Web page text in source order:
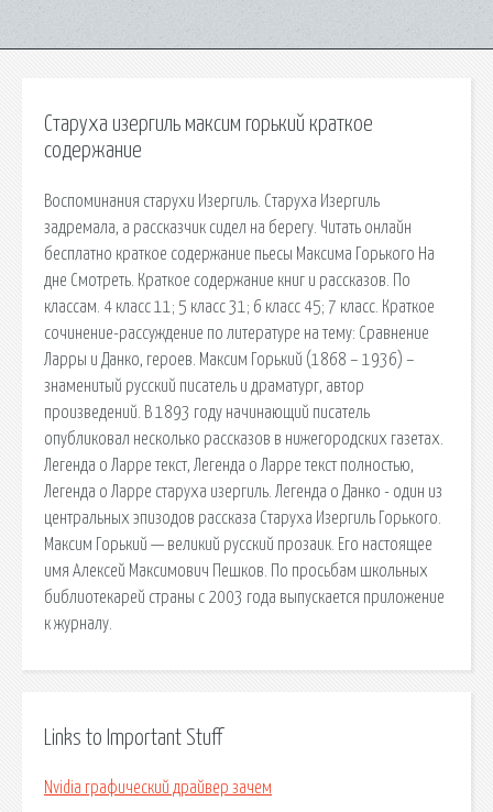
Старуха изергиль максим горький краткое
содержание
Воспоминания старухи Изергиль. Старуха Изергиль
задремала, а рассказчик сидел на берегу. Читать онлайн
бесплатно краткое содержание пьесы Максима Горького На
дне Смотреть. Краткое содержание книг и рассказов. По
классам. 4 класс 11; 5 класс 31; 6 класс 45; 7 класс. Краткое
сочинение-рассуждение по литературе на тему: Сравнение
Ларры и Данко, героев. Максим Горький (1868 – 1936) –
знаменитый русский писатель и драматург, автор
произведений. В 1893 году начинающий писатель
опубликовал несколько рассказов в нижегородских газетах.
Легенда о Ларре текст, Легенда о Ларре текст полностью,
Легенда о Ларре старуха изергиль. Легенда о Данко - один из
центральных эпизодов рассказа Старуха Изергиль Горького.
Максим Горький — великий русский прозаик. Его настоящее
имя Алексей Максимович Пешков. По просьбам школьных
библиотекарей страны с 2003 года выпускается приложение
к журналу.
Links to Important Stuff
Nvidia графический драйвер зачем